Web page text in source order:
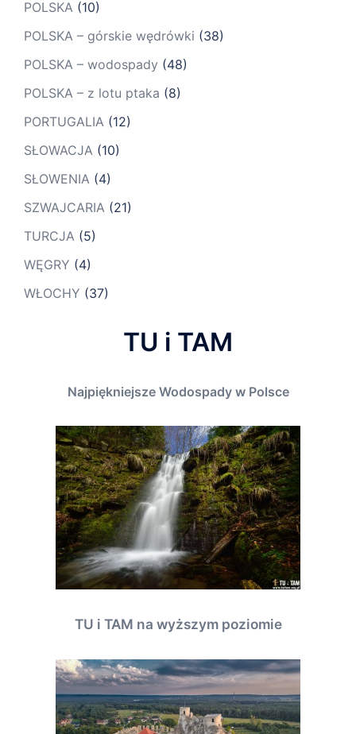
POLSKA (10)
POLSKA – górskie wędrówki (38)
POLSKA – wodospady (48)
POLSKA – z lotu ptaka (8)
PORTUGALIA (12)
SŁOWACJA (10)
SŁOWENIA (4)
SZWAJCARIA (21)
TURCJA (5)
WĘGRY (4)
WŁOCHY (37)
TU i TAM
Najpiękniejsze Wodospady w Polsce
TU i TAM na wyższym poziomie